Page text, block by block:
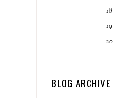
18
19
20
BLOG ARCHIVE